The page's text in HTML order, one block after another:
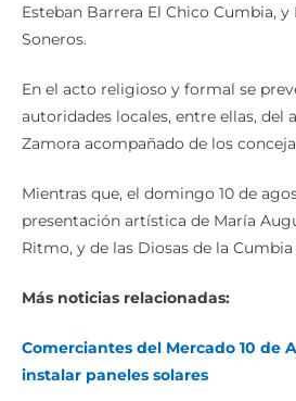
Esteban Barrera El Chico Cumbia,
Soneros.
En el acto religioso y formal se
autoridades locales, entre ellas, del
Zamora acompañado de los
Mientras que, el domingo 10 de
presentación artística de María
Ritmo, y de las Diosas de la Cumbia
Más noticias relacionadas:
Comerciantes del Mercado 10 de
instalar paneles solares